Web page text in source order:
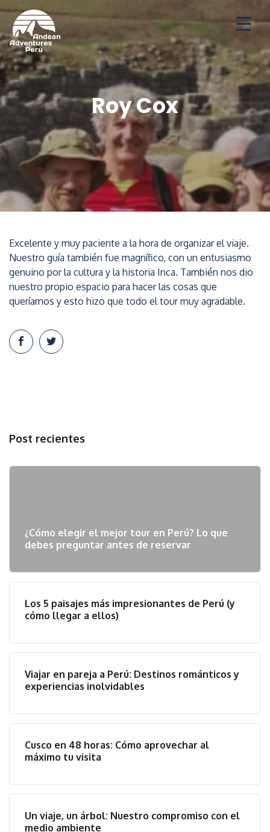
Destinos Ofertas de temporada
Roy Cox
Excelente y muy paciente a la hora de organizar el viaje.
Nuestro guía también fue magnífico, con un entusiasmo
genuino por la cultura y la historia Inca. También nos dio
nuestro propio espacio para hacer las cosas que
queríamos y esto hizo que todo el tour muy agradable.
Post recientes
¿Cómo elegir el mejor tour en Perú? Lo que
debes preguntar antes de reservar
Los 5 paisajes más impresionantes de Perú (y
cómo llegar a ellos)
Viajar en pareja a Perú: Destinos románticos y
experiencias inolvidables
Cusco en 48 horas: Cómo aprovechar al
máximo tu visita
Un viaje, un árbol: Nuestro compromiso con el
medio ambiente